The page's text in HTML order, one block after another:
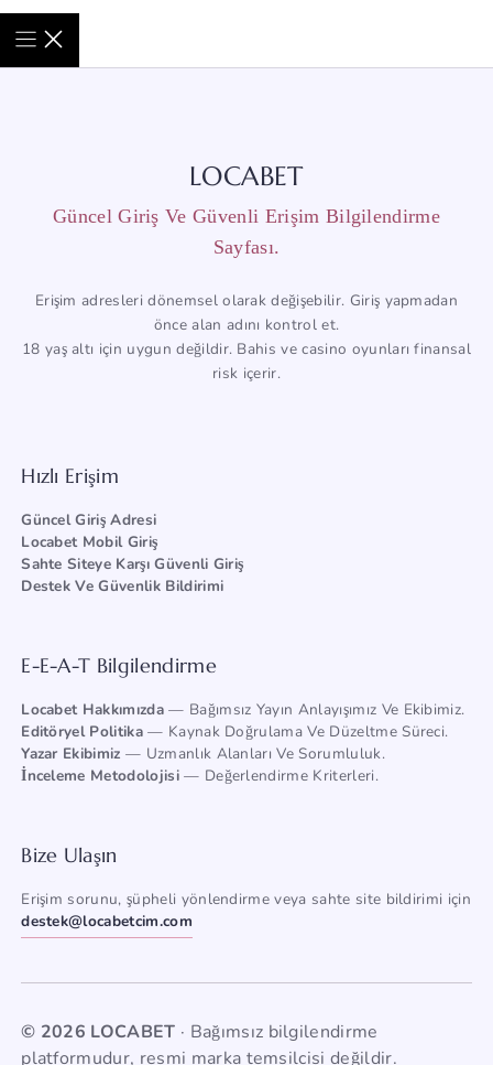
LOCABET
Güncel Giriş Ve Güvenli Erişim Bilgilendirme
Sayfası.
Erişim adresleri dönemsel olarak değişebilir. Giriş yapmadan
önce alan adını kontrol et.
18 yaş altı için uygun değildir. Bahis ve casino oyunları finansal
risk içerir.
Hızlı Erişim
Güncel Giriş Adresi
Locabet Mobil Giriş
Sahte Siteye Karşı Güvenli Giriş
Destek Ve Güvenlik Bildirimi
E-E-A-T Bilgilendirme
Locabet Hakkımızda— Bağımsız Yayın Anlayışımız Ve Ekibimiz.
Editöryel Politika— Kaynak Doğrulama Ve Düzeltme Süreci.
Yazar Ekibimiz — Uzmanlık Alanları Ve Sorumluluk.
İnceleme Metodolojisi— Değerlendirme Kriterleri.
Bize Ulaşın
Erişim sorunu, şüpheli yönlendirme veya sahte site bildirimi için
destek@locabetcim.com
© 2026 LOCABET · Bağımsız bilgilendirme
platformudur, resmi marka temsilcisi değildir.